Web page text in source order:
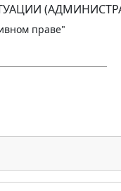
праве"